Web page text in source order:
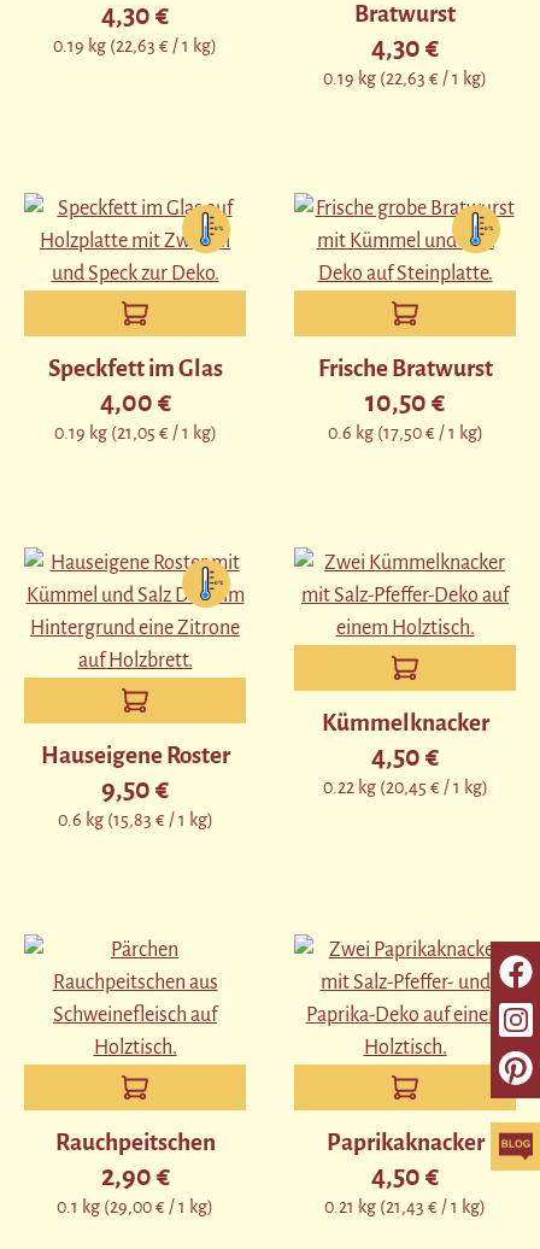
Regulärer Preis:
4,30 €
0.19 kg (22,63 € / 1 kg)
Bratwurst
Regulärer Preis:
4,30 €
0.19 kg (22,63 € / 1 kg)
Speckfett im Glas
Regulärer Preis:
4,00 €
0.19 kg (21,05 € / 1 kg)
Frische Bratwurst
Regulärer Preis:
10,50 €
0.6 kg (17,50 € / 1 kg)
Hauseigene Roster
Regulärer Preis:
9,50 €
0.6 kg (15,83 € / 1 kg)
Kümmelknacker
Regulärer Preis:
4,50 €
0.22 kg (20,45 € / 1 kg)
Rauchpeitschen
Regulärer Preis:
2,90 €
0.1 kg (29,00 € / 1 kg)
Paprikaknacker
Regulärer Preis:
4,50 €
0.21 kg (21,43 € / 1 kg)